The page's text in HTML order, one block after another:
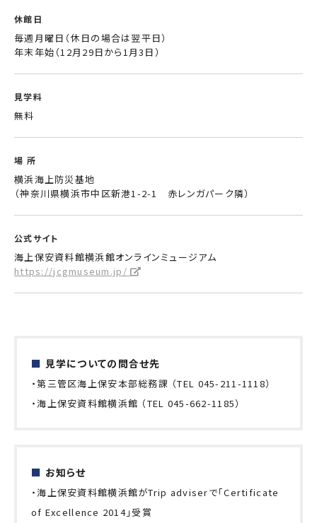
その他
海上保安活動に
係る調査研究
海上保安活動に係る災害
に対する救済
海上保安活動に係る物
品・書籍等の販売
休館日
毎週月曜日（休日の場合は翌平日）
年末年始（12月29日から1月3日）
見学料
無料
場 所
横浜海上防災基地
（神奈川県横浜市中区新港1-2-1 赤レンガパーク隣）
公式サイト
海上保安資料館横浜館オンラインミュージアム
https://jcgmuseum.jp/
■ 見学についての問合せ先
・第三管区海上保安本部総務課 （TEL 045-211-1118）
・海上保安資料館横浜館 （TEL 045-662-1185）
■ お知らせ
・海上保安資料館横浜館がTrip adviserで「Certificate
of Excellence 2014」受賞